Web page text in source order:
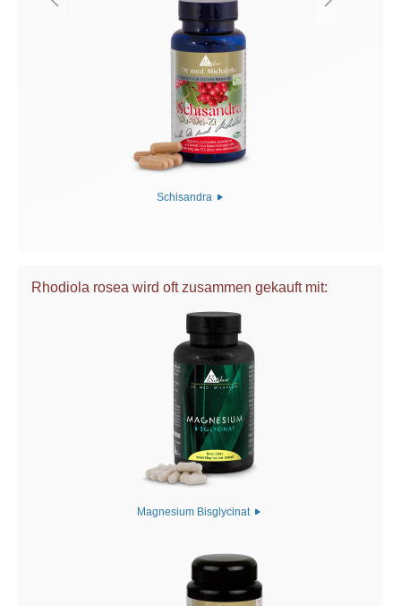
Schisandra
Rhodiola rosea wird oft zusammen gekauft mit:
Magnesium Bisglycinat